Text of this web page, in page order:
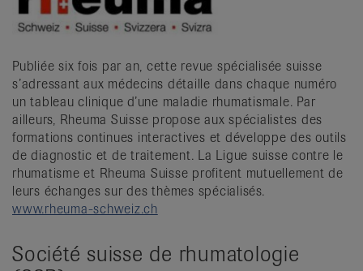
Publiée six fois par an, cette revue spécialisée suisse
s’adressant aux médecins détaille dans chaque numéro
un tableau clinique d’une maladie rhumatismale. Par
ailleurs, Rheuma Suisse propose aux spécialistes des
formations continues interactives et développe des outils
de diagnostic et de traitement. La Ligue suisse contre le
rhumatisme et Rheuma Suisse profitent mutuellement de
leurs échanges sur des thèmes spécialisés.
www.rheuma-schweiz.ch
Société suisse de rhumatologie